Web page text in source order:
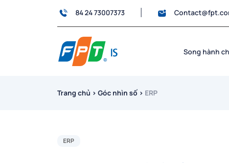
84 24 73007373
Song hành
Trang chủ › Góc nhìn số › ERP
ERP